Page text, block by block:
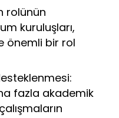
rolünün
kuruluşları,
önemli bir rol
fazla akademik